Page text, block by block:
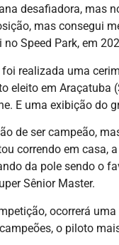
desafiadora, mas
mas consegui
Speed Park, em
realizada uma
eleito em Araçatuba
E uma exibição do
de ser campeão,
correndo em casa,
da pole sendo o
Sênior Master.
ocorrerá
o piloto